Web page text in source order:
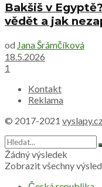
Bakšiš v
vědět a jak
od Jana Šrámčíková
18.5.2026
1
Kontakt
Reklama
© 2017-2021
Žádný výsledek
Zobrazit všechny